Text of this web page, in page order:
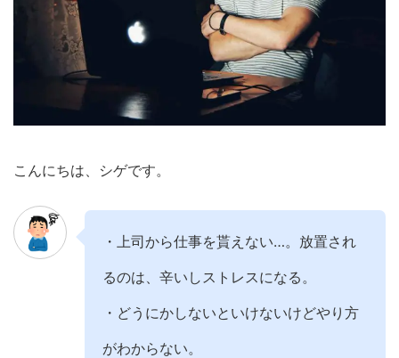
こんにちは、シゲです。
・上司から仕事を貰えない…。放置され
るのは、辛いしストレスになる。
・どうにかしないといけないけどやり方
がわからない。